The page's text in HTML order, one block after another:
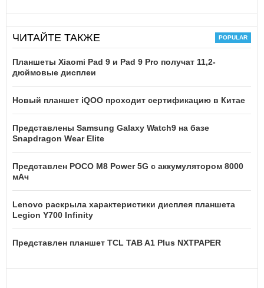
ЧИТАЙТЕ ТАКЖЕ
Планшеты Xiaomi Pad 9 и Pad 9 Pro получат 11,2-
дюймовые дисплеи
Новый планшет iQOO проходит сертификацию в Китае
Представлены Samsung Galaxy Watch9 на базе
Snapdragon Wear Elite
Представлен POCO M8 Power 5G с аккумулятором 8000
мАч
Lenovo раскрыла характеристики дисплея планшета
Legion Y700 Infinity
Представлен планшет TCL TAB A1 Plus NXTPAPER